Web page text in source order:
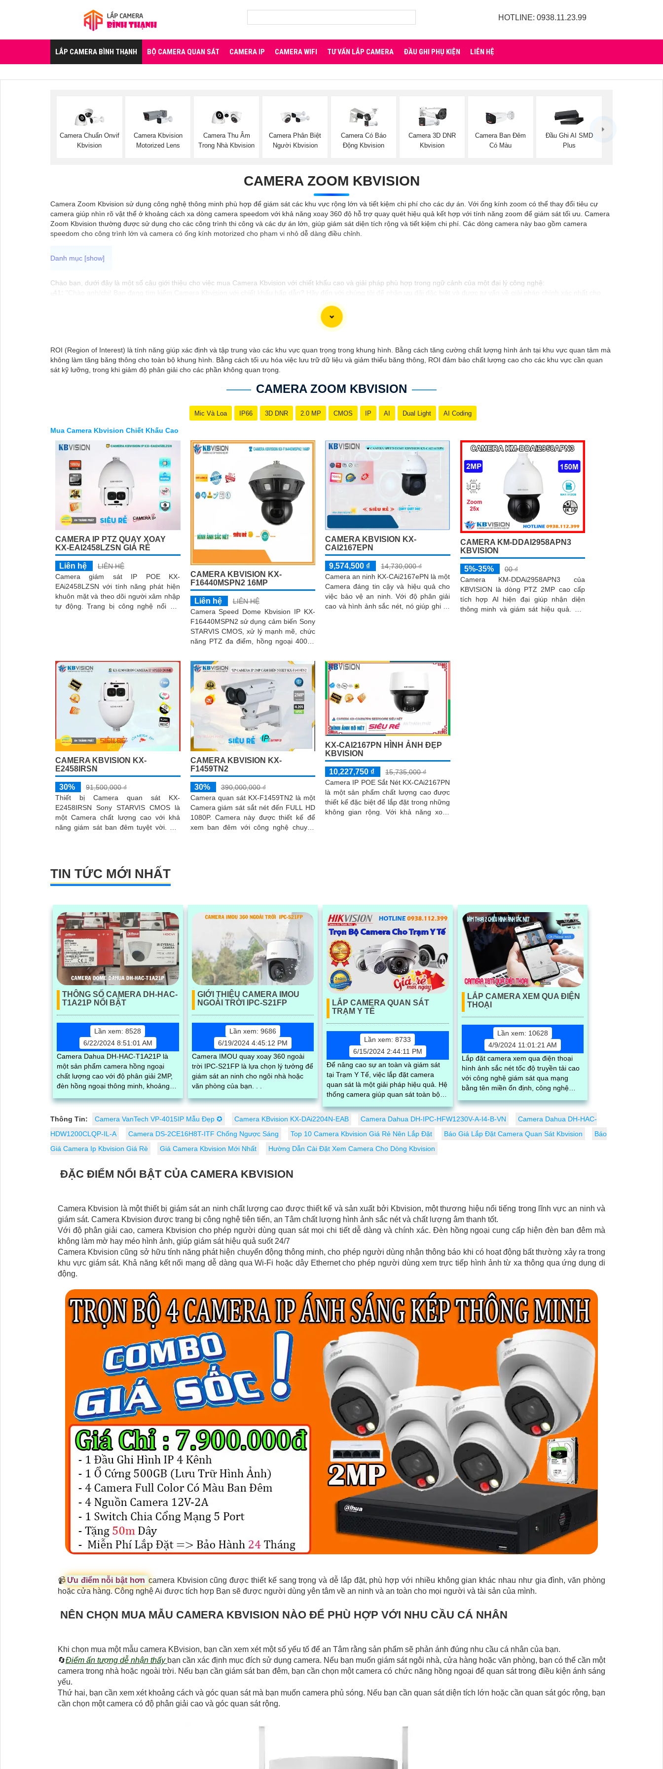
HOTLINE: 0938.11.23.99
LẮP CAMERA BÌNH THẠNH BỘ CAMERA QUAN SÁT CAMERA IP CAMERA WIFI TƯ VẤN LẮP CAMERA ĐẦU GHI PHỤ KIỆN LIÊN HỆ
Camera Chuẩn Onvif
Kbvision
Camera Kbvision
Motorized Lens
Camera Thu Âm
Trong Nhà Kbvision
Camera Phân Biệt
Người Kbvision
Camera Có Báo
Động Kbvision
Camera 3D DNR
Kbvision
Camera Ban Đêm
Có Màu
Đầu Ghi AI SMD
Plus
CAMERA ZOOM KBVISION
Camera Zoom Kbvision sử dụng công nghệ thông minh phù hợp để giám sát các khu vực rộng lớn và tiết kiệm chi phí cho các dự án. Với ống kính zoom có thể thay đổi tiêu cự
camera giúp nhìn rõ vật thể ở khoảng cách xa dòng camera speedom với khả năng xoay 360 độ hỗ trợ quay quét hiệu quả kết hợp với tính năng zoom để giám sát tối ưu. Camera
Zoom Kbvision thường được sử dụng cho các công trình thi công và các dự án lớn, giúp giám sát diện tích rộng và tiết kiệm chi phí. Các dòng camera này bao gồm camera
speedom cho công trình lớn và camera có ống kính motorized cho phạm vi nhỏ dễ dàng điều chỉnh.
Chào bạn, dưới đây là một số câu giới thiệu cho việc mua Camera Kbvision với chiết khấu cao và giải pháp phù hợp trong ngữ cảnh của một đại lý công nghệ:
"Bạn muốn mua Camera Kbvision với giá ưu đãi và giải pháp phù hợp? Liên hệ ngay với chúng tôi để được hỗ trợ tốt nhất từ đội ngũ chuyên gia có kinh nghiệm!"
"Chúng tôi cam kết cung cấp Camera Kbvision chính hãng với chiết khấu cao nhất trên thị trường. Hãy đến với chúng tôi để trải nghiệm dịch vụ tốt nhất và nhận được sự tư
thể chia sẻ để tôi hỗ trợ bạn tốt hơn!
ROI (Region of Interest) là tính năng giúp xác định và tập trung vào các khu vực quan trọng trong khung hình. Bằng cách tăng cường chất lượng hình ảnh tại khu vực quan tâm mà
không làm tăng băng thông cho toàn bộ khung hình. Bằng cách tối ưu hóa việc lưu trữ dữ liệu và giảm thiểu băng thông, ROI đảm bảo chất lượng cao cho các khu vực cần quan
sát kỹ lưỡng, trong khi giảm độ phân giải cho các phần không quan trọng.
CAMERA ZOOM KBVISION
Mic Và Loa IP66 3D DNR 2.0 MP CMOS IP AI Dual Light AI Coding
Mua Camera Kbvision Chiết Khấu Cao
CAMERA IP PTZ QUAY XOAY
KX-EAI2458LZSN GIÁ RẺ
Liên hệ
LIÊN HỆ
Camera giám sát IP POE KX-
EAi2458LZSN với tính năng phát hiện
khuôn mặt và theo dõi người xâm nhập
tự động. Trang bị công nghệ nổi bật
CAMERA KBVISION KX-
F16440MSPN2 16MP
Liên hệ
LIÊN HỆ
Camera Speed Dome Kbvision IP KX-
F16440MSPN2 sử dụng cảm biến Sony
STARVIS CMOS, xử lý mạnh mẽ, chức
năng PTZ đa điểm, hồng ngoại 400m,
chất lượng hình ảnh sắc nét, tiết kiệm
băng thông, tích hợp công nghệ H
CAMERA KBVISION KX-
CAI2167EPN
9,574,500 ₫
14,730,000 ₫
Camera an ninh KX-CAi2167ePN là một
Camera đáng tin cậy và hiệu quả cho
việc bảo vệ an ninh. Với độ phân giải
cao và hình ảnh sắc nét, nó giúp ghi lại
CAMERA KM-DDAI2958APN3
KBVISION
5%-35%
00 ₫
Camera KM-DDAi2958APN3 của
KBVISION là dòng PTZ 2MP cao cấp
tích hợp AI hiện đại giúp nhận diện
thông minh và giám sát hiệu quả. Với
CAMERA KBVISION KX-
E2458IRSN
30%
91,500,000 ₫
Thiết bị Camera quan sát KX-
E2458IRSN Sony STARVIS CMOS là
một Camera chất lượng cao với khả
năng giám sát ban đêm tuyệt vời. Với
CAMERA KBVISION KX-
F1459TN2
30%
390,000,000 ₫
Camera quan sát KX-F1459TN2 là một
Camera giám sát sắt nét đến FULL HD
1080P. Camera này được thiết kế để
xem ban đêm với công nghệ chuyên
KX-CAI2167PN HÌNH ẢNH ĐẸP
KBVISION
10,227,750 ₫
15,735,000 ₫
Camera IP POE Sắt Nét KX-CAi2167PN
là một sản phẩm chất lượng cao được
thiết kế đặc biệt để lắp đặt trong những
không gian rộng. Với khả năng xoay
TIN TỨC MỚI NHẤT
THÔNG SỐ CAMERA DH-HAC-
T1A21P NỔI BẬT
Lần xem: 8528
6/22/2024 8:51:01 AM
Camera Dahua DH-HAC-T1A21P là
một sản phẩm camera hồng ngoại
chất lượng cao với độ phân giải 2MP,
đèn hồng ngoại thông minh, khoảng
kiện ánh...
GIỚI THIỆU CAMERA IMOU
NGOÀI TRỜI IPC-S21FP
Lần xem: 9686
6/19/2024 4:45:12 PM
Camera IMOU quay xoay 360 ngoài
trời IPC-S21FP là lựa chọn lý tưởng để
giám sát an ninh cho ngôi nhà hoặc
văn phòng của bạn. . .
LẮP CAMERA QUAN SÁT
TRẠM Y TẾ
Lần xem: 8733
6/15/2024 2:44:11 PM
Để nâng cao sự an toàn và giám sát
tại Trạm Y Tế, việc lắp đặt camera
quan sát là một giải pháp hiệu quả. Hệ
thống camera giúp quan sát toàn bộ
đảm bảo công việc diễn ra suôn sẻ
LẮP CAMERA XEM QUA ĐIỆN
THOẠI
Lần xem: 10628
4/9/2024 11:01:21 AM
Lắp đặt camera xem qua điện thoại
hình ảnh sắc nét tốc độ truyền tải cao
với công nghệ giám sát qua mạng
bằng tên miền ổn định, công nghệ
hợp...
Thông Tin:
Camera VanTech VP-4015IP Mẫu Đẹp ✪ Camera KBvision KX-DAi2204N-EAB Camera Dahua DH-IPC-HFW1230V-A-I4-B-VN
Camera Dahua DH-HAC-
HDW1200CLQP-IL-A
Camera DS-2CE16H8T-ITF Chống Ngược Sáng Top 10 Camera Kbvision Giá Rẻ Nên Lắp Đặt Báo Giá Lắp Đặt Camera Quan Sát Kbvision
Báo
Giá Camera Ip Kbvision Giá Rè
Giá Camera Kbvision Mới Nhất Hường Dẫn Cài Đặt Xem Camera Cho Dòng Kbvision
ĐẶC ĐIỂM NỔI BẬT CỦA CAMERA KBVISION
Camera Kbvision là một thiết bị giám sát an ninh chất lượng cao được thiết kế và sản xuất bởi Kbvision, một thương hiệu nổi tiếng trong lĩnh vực an ninh và
giám sát. Camera Kbvision được trang bị công nghệ tiên tiến, an Tâm chất lượng hình ảnh sắc nét và chất lượng âm thanh tốt.
Với độ phân giải cao, camera Kbvision cho phép người dùng quan sát mọi chi tiết dễ dàng và chính xác. Đèn hồng ngoại cung cấp hiện đèn ban đêm mà
không làm mờ hay méo hình ảnh, giúp giám sát hiệu quả suốt 24/7
Camera Kbvision cũng sở hữu tính năng phát hiện chuyển động thông minh, cho phép người dùng nhận thông báo khi có hoạt động bất thường xảy ra trong
khu vực giám sát. Khả năng kết nối mạng dễ dàng qua Wi-Fi hoặc dây Ethernet cho phép người dùng xem trực tiếp hình ảnh từ xa thông qua ứng dụng di
động.
📹 Ưu điểm nỗi bật hơn camera Kbvision cũng được thiết kế sang trọng và dễ lắp đặt, phù hợp với nhiều không gian khác nhau như gia đình, văn phòng
hoặc cửa hàng. Công nghệ Ai được tích hợp Bạn sẽ được người dùng yên tâm về an ninh và an toàn cho mọi người và tài sản của mình.
NÊN CHỌN MUA MẪU CAMERA KBVISION NÀO ĐỂ PHÙ HỢP VỚI NHU CẦU CÁ NHÂN
Khi chọn mua một mẫu camera KBvision, bạn cần xem xét một số yếu tố để an Tâm rằng sản phẩm sẽ phản ánh đúng nhu cầu cá nhân của bạn.
🔄Điểm ấn tượng dễ nhận thấy bạn cần xác định mục đích sử dụng camera. Nếu bạn muốn giám sát ngôi nhà, cửa hàng hoặc văn phòng, bạn có thể cần một
camera trong nhà hoặc ngoài trời. Nếu bạn cần giám sát ban đêm, bạn cần chọn một camera có chức năng hồng ngoại để quan sát trong điều kiện ánh sáng
yếu.
Thứ hai, bạn cần xem xét khoảng cách và góc quan sát mà bạn muốn camera phủ sóng. Nếu bạn cần quan sát diện tích lớn hoặc cần quan sát góc rộng, bạn
cần chọn một camera có độ phân giải cao và góc quan sát rộng.